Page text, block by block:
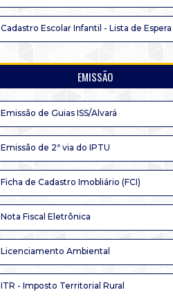
Cadastro Escolar Infantil - Lista de Espera
EMISSÃO
Emissão de Guias ISS/Alvará
Emissão de 2ª via do IPTU
Ficha de Cadastro Imobliário (FCI)
Nota Fiscal Eletrônica
Licenciamento Ambiental
ITR - Imposto Territorial Rural